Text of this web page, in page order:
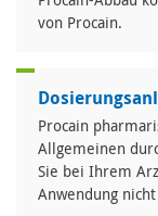
von Procain.
Procain
Allgemeinen
Sie bei Ihrem
Anwendung